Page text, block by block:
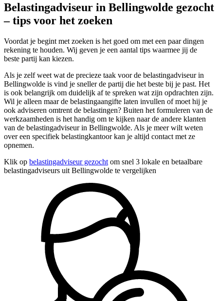
Belastingadviseur in Bellingwolde gezocht
– tips voor het zoeken
Voordat je begint met zoeken is het goed om met een paar dingen
rekening te houden. Wij geven je een aantal tips waarmee jij de
beste partij kan kiezen.
Als je zelf weet wat de precieze taak voor de belastingadviseur in
Bellingwolde is vind je sneller de partij die het beste bij je past. Het
is ook belangrijk om duidelijk af te spreken wat zijn opdrachten zijn.
Wil je alleen maar de belastingaangifte laten invullen of moet hij je
ook adviseren omtrent de belastingen? Buiten het formuleren van de
werkzaamheden is het handig om te kijken naar de andere klanten
van de belastingadviseur in Bellingwolde. Als je meer wilt weten
over een specifiek belastingkantoor kan je altijd contact met ze
opnemen.
Klik op belastingadviseur gezocht om snel 3 lokale en betaalbare
belastingadviseurs uit Bellingwolde te vergelijken